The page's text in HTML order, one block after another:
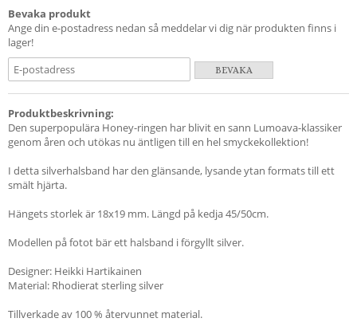
Bevaka produkt
Ange din e-postadress nedan så meddelar vi dig när produkten finns i
lager!
BEVAKA
Produktbeskrivning:
Den superpopulära Honey-ringen har blivit en sann Lumoava-klassiker
genom åren och utökas nu äntligen till en hel smyckekollektion!
I detta silverhalsband har den glänsande, lysande ytan formats till ett
smält hjärta.
Hängets storlek är 18x19 mm. Längd på kedja 45/50cm.
Modellen på fotot bär ett halsband i förgyllt silver.
Designer: Heikki Hartikainen
Material: Rhodierat sterling silver
Tillverkade av 100 % återvunnet material.